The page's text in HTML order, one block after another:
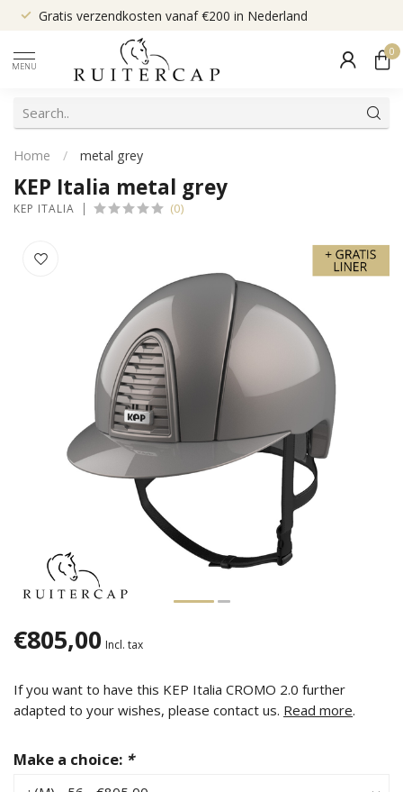
Gratis verzendkosten vanaf €200 in Nederland
MENU
0
Home / metal grey
KEP Italia metal grey
KEP ITALIA (0)
€805,00 Incl. tax
If you want to have this KEP Italia CROMO 2.0 further
adapted to your wishes, please contact us. Read more.
Make a choice: *